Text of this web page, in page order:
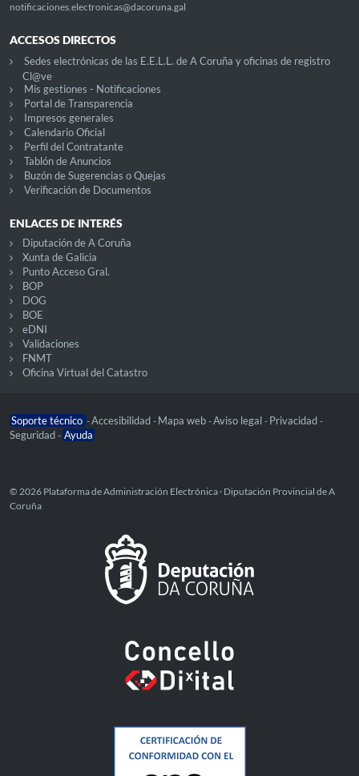
notificaciones.electronicas@dacoruna.gal
ACCESOS DIRECTOS
Sedes electrónicas de las E.E.L.L. de A Coruña y oficinas de registro
Cl@ve
Mis gestiones - Notificaciones
Portal de Transparencia
Impresos generales
Calendario Oficial
Perfil del Contratante
Tablón de Anuncios
Buzón de Sugerencias o Quejas
Verificación de Documentos
ENLACES DE INTERÉS
Diputación de A Coruña
Xunta de Galicia
Punto Acceso Gral.
BOP
DOG
BOE
eDNI
Validaciones
FNMT
Oficina Virtual del Catastro
Soporte técnico -Accesibilidad - Mapa web -Aviso legal - Privacidad -
Seguridad - Ayuda
© 2026 Plataforma de Administración Electrónica · Diputación Provincial de A
Coruña